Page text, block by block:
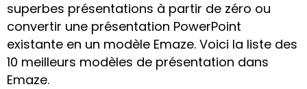
superbes présentations à partir de zéro ou
convertir une présentation PowerPoint
existante en un modèle Emaze. Voici la liste des
10 meilleurs modèles de présentation dans
Emaze.